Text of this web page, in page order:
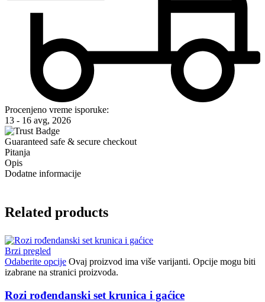
Procenjeno vreme isporuke:
13 - 16 avg, 2026
Guaranteed safe & secure checkout
Pitanja
Opis
Dodatne informacije
Related products
Brzi pregled
Odaberite opcije Ovaj proizvod ima više varijanti. Opcije mogu biti
izabrane na stranici proizvoda.
Rozi rođendanski set krunica i gaćice